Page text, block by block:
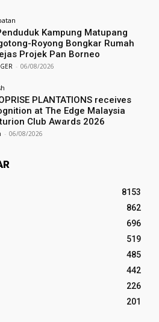
Kampung Matupang
Royong Bongkar Rumah
Projek Pan Borneo
- 06/08/2026
PLANTATIONS receives
at The Edge Malaysia
Club Awards 2026
- 06/08/2026
8153
862
696
519
485
442
226
201